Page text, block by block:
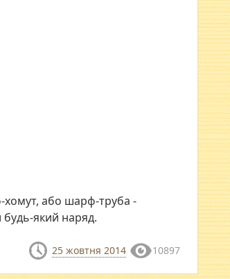
хомут, або шарф-труба -
будь-який наряд.
25 жовтня 2014 10897